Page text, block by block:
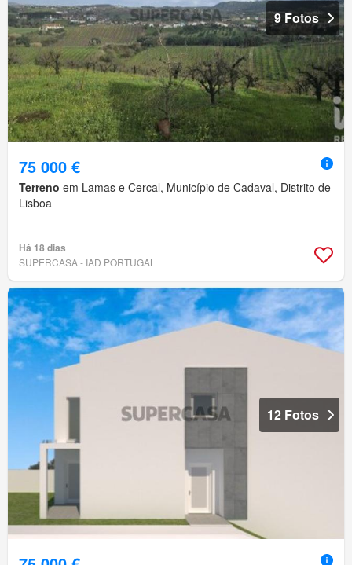
9 Fotos
75 000 €
Terreno em Lamas e Cercal, Município de Cadaval, Distrito de
Lisboa
Há 18 dias
SUPERCASA - IAD PORTUGAL
12 Fotos